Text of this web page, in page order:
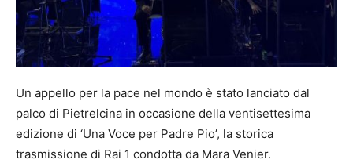
Un appello per la pace nel mondo è stato lanciato dal
palco di Pietrelcina in occasione della ventisettesima
edizione di ‘Una Voce per Padre Pio’, la storica
trasmissione di Rai 1 condotta da Mara Venier.